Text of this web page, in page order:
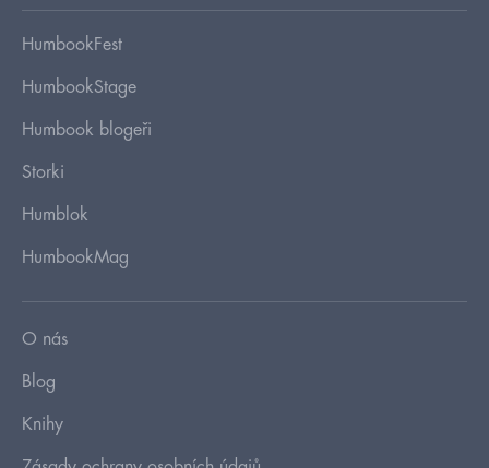
HumbookFest
HumbookStage
Humbook blogeři
Storki
Humblok
HumbookMag
O nás
Blog
Knihy